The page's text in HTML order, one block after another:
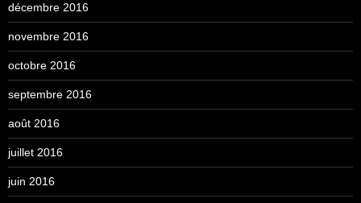
décembre 2016
novembre 2016
octobre 2016
septembre 2016
août 2016
juillet 2016
juin 2016